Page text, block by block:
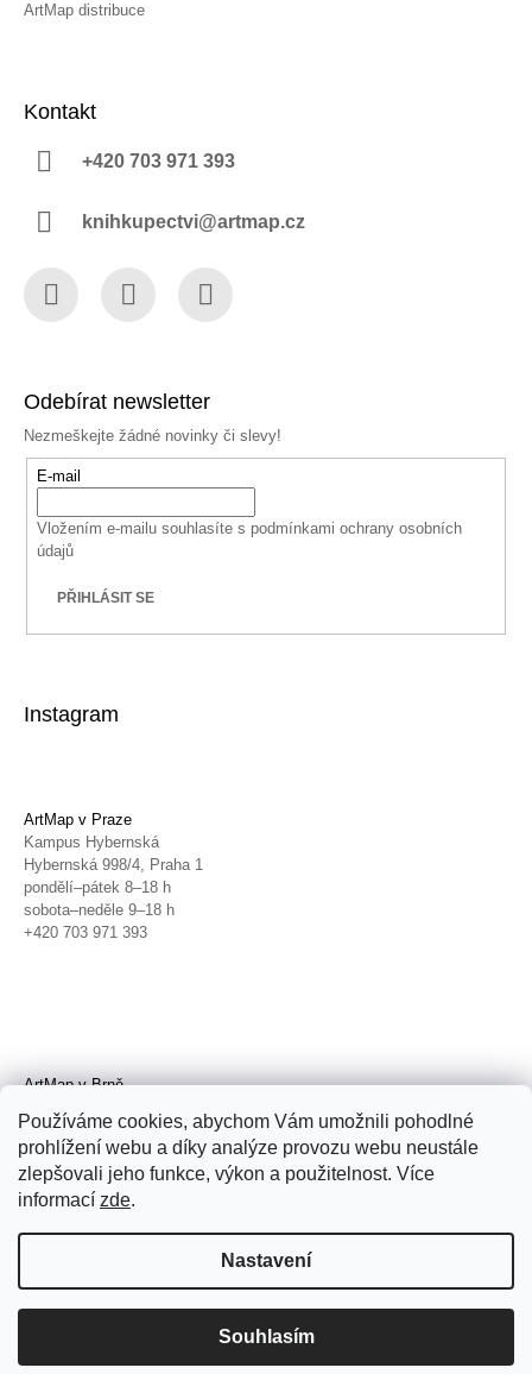
Používáme cookies, abychom Vám umožnili pohodlné
prohlížení webu a díky analýze provozu webu neustále
zlepšovali jeho funkce, výkon a použitelnost. Více
informací zde.
Nastavení
Souhlasím
ArtMap distribuce
Kontakt
+420 703 971 393
knihkupectvi@artmap.cz
Odebírat newsletter
Nezmeškejte žádné novinky či slevy!
E-mail
Vložením e-mailu souhlasíte s podmínkami ochrany osobních
údajů
PŘIHLÁSIT SE
Instagram
ArtMap v Praze
Kampus Hybernská
Hybernská 998/4, Praha 1
pondělí–pátek 8–18 h
sobota–neděle 9–18 h
+420 703 971 393
ArtMap v Brně
Radnická 4, Brno
úterý–pátek 11–19 h
sobota 14–19 h
+420 702 152 298